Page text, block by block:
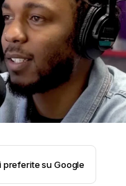
preferite su Google